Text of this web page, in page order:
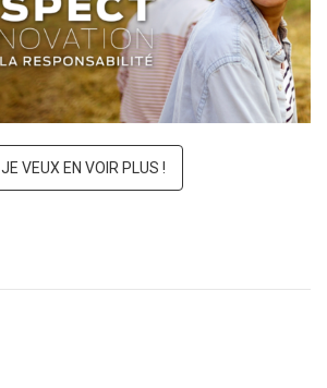
PROCANAR
JE VEUX EN VOIR PLUS !